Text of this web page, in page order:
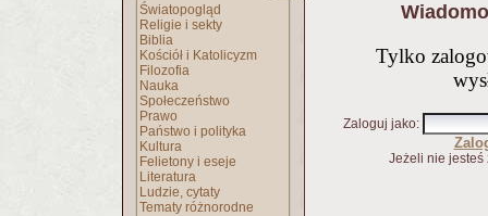
Światopogląd
Religie i sekty
Biblia
Kościół i Katolicyzm
Filozofia
Nauka
Społeczeństwo
Prawo
Państwo i polityka
Kultura
Felietony i eseje
Literatura
Ludzie, cytaty
Tematy różnorodne
Tylko
Zaloguj jako:
Jeżeli nie